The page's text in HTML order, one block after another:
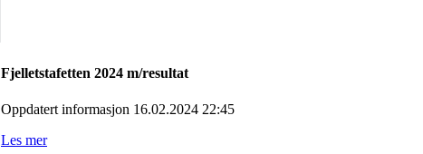
Fjelletstafetten 2024 m/resultat
Oppdatert informasjon 16.02.2024 22:45
Les mer